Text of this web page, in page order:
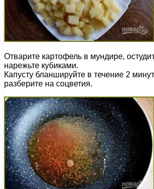
Отварите картофель в мундире,
нарежьте кубиками.
Капусту бланшируйте в течение 2
разберите на соцветия.